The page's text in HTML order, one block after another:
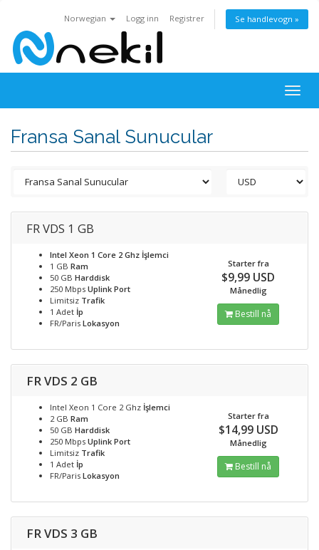
Norwegian Logg inn Registrer Se handlevogn »
Fransa Sanal Sunucular
FR VDS 1 GB
Intel Xeon 1 Core 2 Ghz İşlemci
1 GB Ram
50 GB Harddisk
250 Mbps Uplink Port
Limitsiz Trafik
1 Adet İp
FR/Paris Lokasyon
Starter fra
$9,99 USD
Månedlig
Bestill nå
FR VDS 2 GB
Intel Xeon 1 Core 2 Ghz İşlemci
2 GB Ram
50 GB Harddisk
250 Mbps Uplink Port
Limitsiz Trafik
1 Adet İp
FR/Paris Lokasyon
Starter fra
$14,99 USD
Månedlig
Bestill nå
FR VDS 3 GB